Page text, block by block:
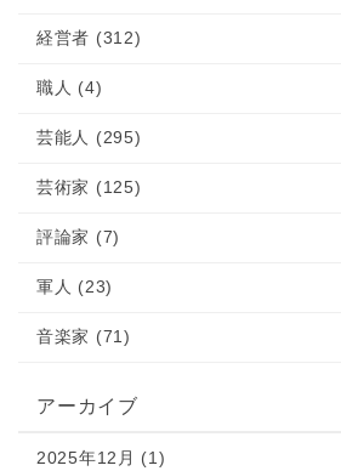
経営者 (312)
職人 (4)
芸能人 (295)
芸術家 (125)
評論家 (7)
軍人 (23)
音楽家 (71)
アーカイブ
2025年12月 (1)